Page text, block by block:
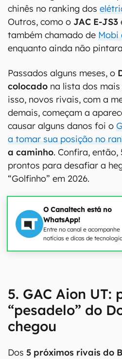
chinês no ranking dos
Outros, como o JAC E-JS3
também chamado de Mobi
enquanto ainda não
Passados alguns meses, o
colocado na lista dos
isso, novos rivais, com a
demais, começam a
causar alguns danos foi o
a tomar sua posição no
a caminho. Confira,
prontos para desafiar a
“Golfinho” em 2026.
O Canaltech está no
WhatsApp!
Entre no canal e acompanhe
notícias e dicas de
5. GAC Aion UT:
“pesadelo” do
chegou
Dos 5 próximos rivais do